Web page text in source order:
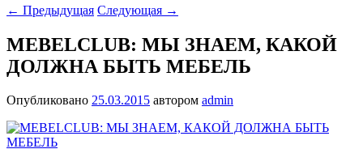
← Предыдущая Следующая →
MEBELCLUB: МЫ ЗНАЕМ, КАКОЙ
ДОЛЖНА БЫТЬ МЕБЕЛЬ
Опубликовано 25.03.2015 автором admin